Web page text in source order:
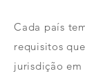
Cada país
requisitos
jurisdição